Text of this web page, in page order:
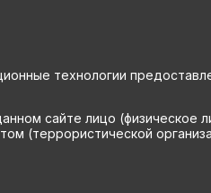
технологии
сайте лицо (физическое
(террористической